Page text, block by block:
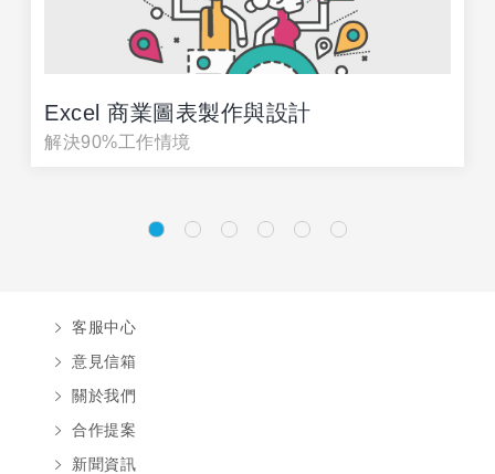
Excel 商業圖表製作與設計
解決90%工作情境
客服中心
意見信箱
關於我們
合作提案
新聞資訊